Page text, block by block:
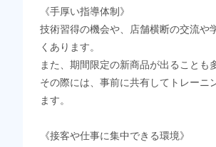
《手厚い指導体制》
技術習得の機会や、店舗横断の交流や
くあります。
また、期間限定の新商品が出ることも
その際には、事前に共有してトレーニ
ます。
《接客や仕事に集中できる環境》